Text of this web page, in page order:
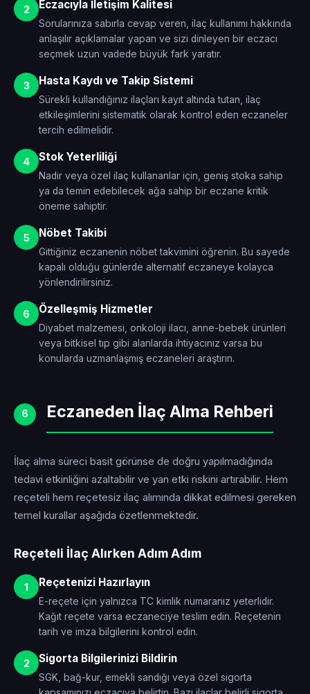
2 Eczacıyla İletişim Kalitesi
Sorularınıza sabırla cevap veren, ilaç kullanımı hakkında
anlaşılır açıklamalar yapan ve sizi dinleyen bir eczacı
seçmek uzun vadede büyük fark yaratır.
3 Hasta Kaydı ve Takip Sistemi
Sürekli kullandığınız ilaçları kayıt altında tutan, ilaç
etkileşimlerini sistematik olarak kontrol eden eczaneler
tercih edilmelidir.
4 Stok Yeterliliği
Nadir veya özel ilaç kullananlar için, geniş stoka sahip
ya da temin edebilecek ağa sahip bir eczane kritik
öneme sahiptir.
5 Nöbet Takibi
Gittiğiniz eczanenin nöbet takvimini öğrenin. Bu sayede
kapalı olduğu günlerde alternatif eczaneye kolayca
yönlendirilirsiniz.
6 Özelleşmiş Hizmetler
Diyabet malzemesi, onkoloji ilacı, anne-bebek ürünleri
veya bitkisel tıp gibi alanlarda ihtiyacınız varsa bu
konularda uzmanlaşmış eczaneleri araştırın.
6 Eczaneden İlaç Alma Rehberi
İlaç alma süreci basit görünse de doğru yapılmadığında
tedavi etkinliğini azaltabilir ve yan etki riskini artırabilir. Hem
reçeteli hem reçetesiz ilaç alımında dikkat edilmesi gereken
temel kurallar aşağıda özetlenmektedir.
Reçeteli İlaç Alırken Adım Adım
1 Reçetenizi Hazırlayın
E-reçete için yalnızca TC kimlik numaranız yeterlidir.
Kağıt reçete varsa eczaneciye teslim edin. Reçetenin
tarih ve imza bilgilerini kontrol edin.
2 Sigorta Bilgilerinizi Bildirin
SGK, bağ-kur, emekli sandığı veya özel sigorta